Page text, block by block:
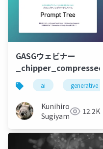
GASGウェビナー
_chipper_compressed
ai generative ai
Kunihiro
Sugiyama
12.2K